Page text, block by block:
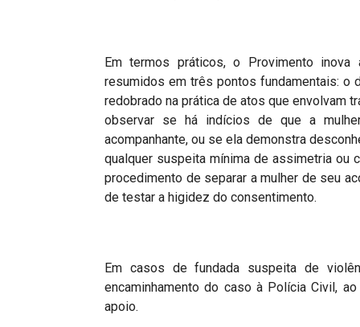
Em termos práticos, o Provimento
resumidos em três pontos fundamentais: o
redobrado na prática de atos que envolvam
observar se há indícios de que a
acompanhante, ou se ela demonstra
qualquer suspeita mínima de assimetria ou
procedimento de separar a mulher de seu
de testar a higidez do consentimento.
Em casos de fundada suspeita de
encaminhamento do caso à Polícia Civil,
apoio.